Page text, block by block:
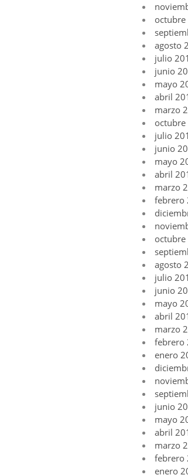
octubre
agosto
julio
junio
mayo
abril
marzo
julio
junio
mayo
abril
marzo
febrero
octubre
agosto
julio
junio
mayo
abril
marzo
febrero
enero
junio
mayo
abril
marzo
febrero
enero